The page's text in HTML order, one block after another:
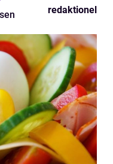
redaktionel